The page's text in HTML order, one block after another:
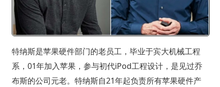
特纳斯是苹果硬件部门的老员工，毕业于宾大机械工程
系，01年加入苹果，参与初代iPod工程设计，是见过乔
布斯的公司元老。特纳斯自21年起负责所有苹果硬件产